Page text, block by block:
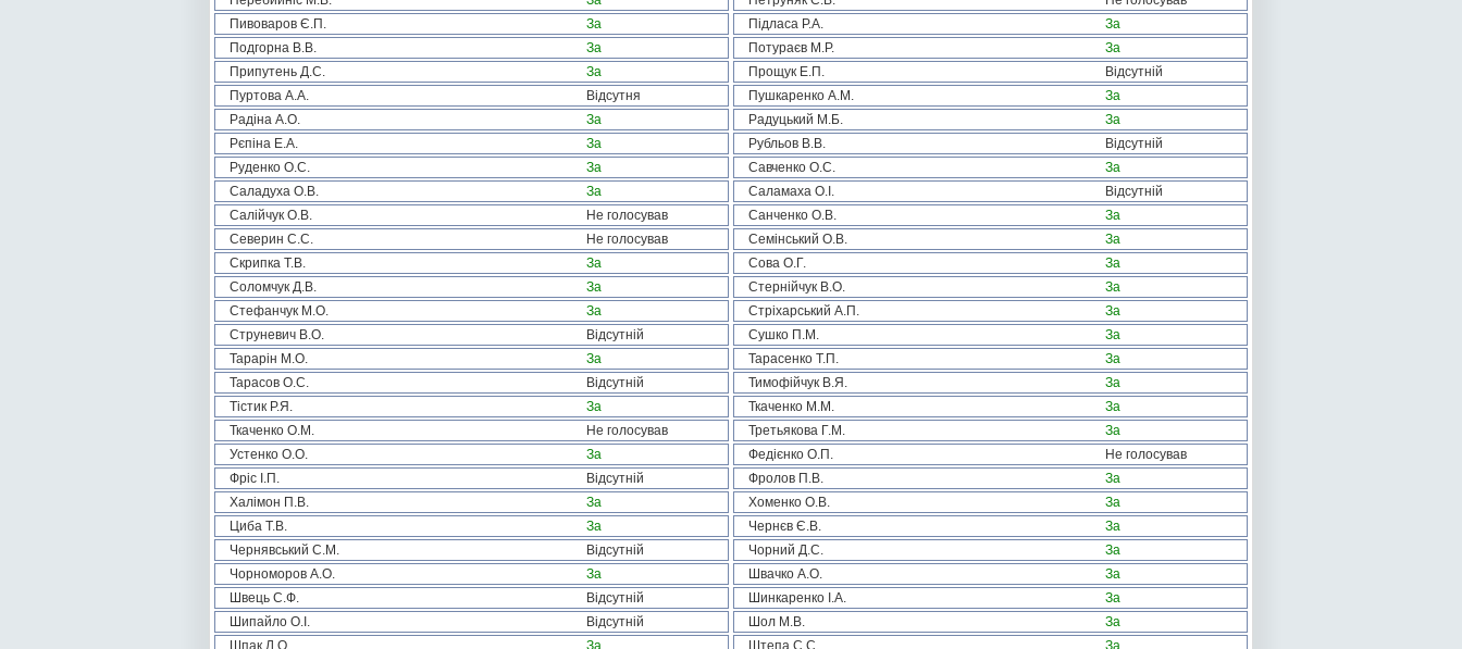
Пивоваров Є.П.
За Підласа Р.А.
За
Подгорна В.В.
За Потураєв М.Р.
За
Припутень Д.С.
За Прощук Е.П.
Відсутній
Пуртова А.А.
Відсутня Пушкаренко А.М.
За
Радіна А.О.
За Радуцький М.Б.
За
Рєпіна Е.А.
За Рубльов В.В.
Відсутній
Руденко О.С.
За Савченко О.С.
За
Саладуха О.В.
За Саламаха О.І.
Відсутній
Салійчук О.В.
Не голосував Санченко О.В.
За
Северин С.С.
Не голосував Семінський О.В.
За
Скрипка Т.В.
За Сова О.Г.
За
Соломчук Д.В.
За Стернійчук В.О.
За
Стефанчук М.О.
За Стріхарський А.П.
За
Струневич В.О.
Відсутній Сушко П.М.
За
Тарарін М.О.
За Тарасенко Т.П.
За
Тарасов О.С.
Відсутній Тимофійчук В.Я.
За
Тістик Р.Я.
За Ткаченко М.М.
За
Ткаченко О.М.
Не голосував Третьякова Г.М.
За
Устенко О.О.
За Федієнко О.П.
Не голосував
Фріс І.П.
Відсутній Фролов П.В.
За
Халімон П.В.
За Хоменко О.В.
За
Циба Т.В.
За Чернєв Є.В.
За
Чернявський С.М.
Відсутній Чорний Д.С.
За
Чорноморов А.О.
За Швачко А.О.
За
Швець С.Ф.
Відсутній Шинкаренко І.А.
За
Шипайло О.І.
Відсутній Шол М.В.
За
Шпак Л.О.
За Штепа С.С.
За